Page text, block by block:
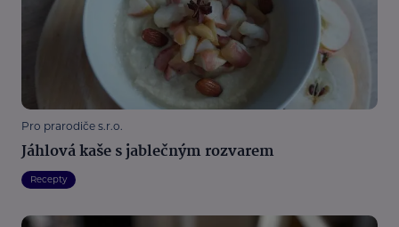
Pro prarodiče s.r.o.
Jáhlová kaše s jablečným rozvarem
Recepty